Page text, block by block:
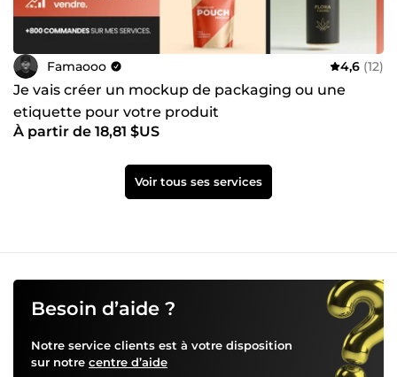
Famaooo 4,6 (12)
Je vais créer un mockup de packaging ou une
etiquette pour votre produit
À partir de 18,81 $US
Voir tous ses services
Besoin d’aide ?
Notre service clients est à votre disposition
sur notre centre d’aide